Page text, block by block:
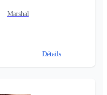
Marshal
Détails